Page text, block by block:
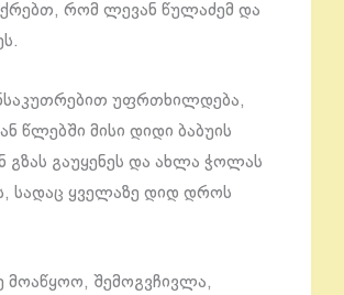
რომ ლევან წულაძემ და
უფრთხილდება,
წლებში მისი დიდი ბაბუის
გაუყენეს და ახლა ჭოლას
სადაც ყველაზე დიდ დროს
მოაწყოო, შემოგვჩივლა,